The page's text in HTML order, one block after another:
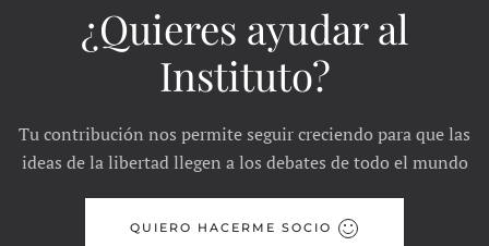
¿Quieres ayudar al
Instituto?
Tu contribución nos permite seguir creciendo para que las
ideas de la libertad llegen a los debates de todo el mundo
QUIERO HACERME SOCIO